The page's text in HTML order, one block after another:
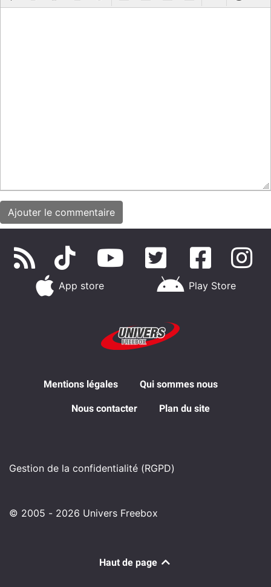
App store Play Store
Mentions légales Qui sommes nous
Nous contacter Plan du site
Gestion de la confidentialité (RGPD)
© 2005 - 2026 Univers Freebox
Haut de page